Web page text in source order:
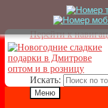
Перейти к
Искать:
Меню